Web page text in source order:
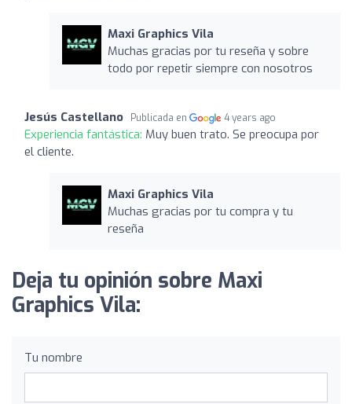
Maxi Graphics Vila
Muchas gracias por tu reseña y sobre
todo por repetir siempre con nosotros
Jesús Castellano Publicada en 4 years ago
Experiencia fantástica: Muy buen trato. Se preocupa por
el cliente.
Maxi Graphics Vila
Muchas gracias por tu compra y tu
reseña
Deja tu opinión sobre Maxi
Graphics Vila:
Tu nombre